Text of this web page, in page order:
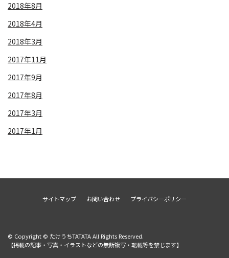
2018年8月
2018年4月
2018年3月
2017年11月
2017年9月
2017年8月
2017年3月
2017年1月
サイトマップ お問い合わせ プライバシーポリシー
© Copyright © たけうちTATATA All Rights Reserved.
【掲載の記事・写真・イラストなどの無断複写・転載等を禁じます】